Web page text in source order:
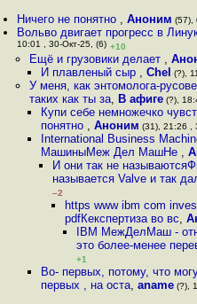
Ничего не понятно ,Аноним (57),
Вольво двигает прогресс в
10:01 , 30-Окт-25, (6) +10
Ещё и грузовики делает ,
И плавленый сыр , Chel (?),
У меня, как энтомолога-
таких как ты за, В афиге(?),
Купи себе немножечко
понятно , Аноним (31), 21:26 ,
International Business
МашиныМеж Дел МашНе ,
И они так не
называется Valve и так
–2
https www ibm com
pdfКекспертиза во вс,
IBM МежДелМаш -
это более-менее
+1
Во- первых, потому, что
первых , на оста, aname(?),